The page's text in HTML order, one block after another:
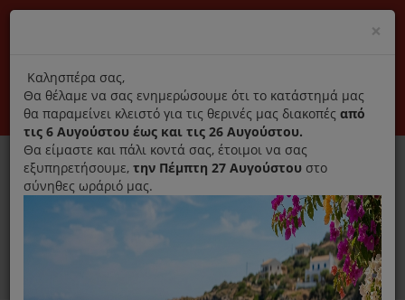
Αποκλειστικά γνήσια ανταλλακτικά
Σύνδεση Εγγραφή Εταιρεία Επικοινωνία
0
×
title
Καλησπέρα σας,
Θα θέλαμε να σας ενημερώσουμε ότι το κατάστημά μας
θα παραμείνει κλειστό για τις θερινές μας διακοπές από
τις 6 Αυγούστου έως και τις 26 Αυγούστου.
Θα είμαστε και πάλι κοντά σας, έτοιμοι να σας
εξυπηρετήσουμε, την Πέμπτη 27 Αυγούστου στο
σύνηθες ωράριό μας.